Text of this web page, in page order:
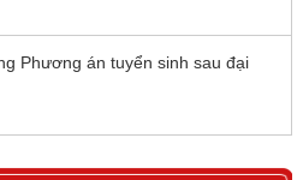
Phương án tuyển sinh sau đại